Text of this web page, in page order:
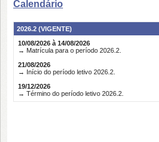
Calendário
2026.2 (VIGENTE)
10/08/2026 à 14/08/2026
→ Matrícula para o período 2026.2.
21/08/2026
→ Início do período letivo 2026.2.
19/12/2026
→ Término do período letivo 2026.2.